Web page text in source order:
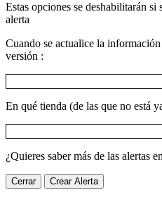
Estas opciones se deshabilitarán si
alerta
Cuando se actualice la
versión :
En qué tienda (de las que no está
¿Quieres saber más de las alertas
Cerrar Crear Alerta